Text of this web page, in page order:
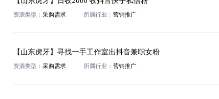
资源类型： 采购需求 所属行业： 营销推广
【山东虎牙】寻找一手工作室出抖音兼职女粉
资源类型： 采购需求 所属行业： 营销推广